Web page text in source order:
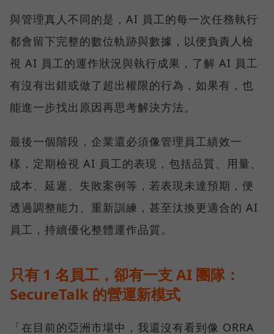
與管理真人不同的是，AI 員工的每一次任務執行
都會留下完整的數位軌跡與數據，以便負責人檢
視 AI 員工的運作狀況與執行成果，了解 AI 員工
有沒有出錯或做了超出權限的行為，如果有，也
能進一步找出原因再思考解決方法。
最後一個階段，企業還必須像管理員工績效一
樣，定期檢視 AI 員工的表現，包括品質、用量、
成本、延遲、失敗案例等，若表現未達預期，便
透過調整能力、重新訓練，甚至汰換更適合的 AI
員工，持續優化整體運作品質。
只有 1 名員工，卻有一支 AI 團隊：
SecureTalk 的營運新模式
「在目前的亞洲市場中，我還沒有看到像 ORRA